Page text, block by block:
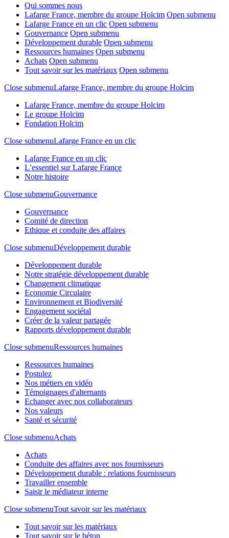
Qui sommes nous
Lafarge France, membre du groupe Holcim Open submenu
Lafarge France en un clic Open submenu
Gouvernance Open submenu
Développement durable Open submenu
Ressources humaines Open submenu
Achats Open submenu
Tout savoir sur les matériaux Open submenu
Close submenuLafarge France, membre du groupe Holcim
Lafarge France, membre du groupe Holcim
Le groupe Holcim
Fondation Holcim
Close submenuLafarge France en un clic
Lafarge France en un clic
L’essentiel sur Lafarge France
Notre histoire
Close submenuGouvernance
Gouvernance
Comité de direction
Ethique et conduite des affaires
Close submenuDéveloppement durable
Développement durable
Notre stratégie développement durable
Changement climatique
Economie Circulaire
Environnement et Biodiversité
Engagement sociétal
Créer de la valeur partagée
Rapports développement durable
Close submenuRessources humaines
Ressources humaines
Postulez
Nos métiers en vidéo
Témoignages d'alternants
Echanger avec nos collaborateurs
Nos valeurs
Santé et sécurité
Close submenuAchats
Achats
Conduite des affaires avec nos fournisseurs
Développement durable : relations fournisseurs
Travailler ensemble
Saisir le médiateur interne
Close submenuTout savoir sur les matériaux
Tout savoir sur les matériaux
Tout savoir sur le béton